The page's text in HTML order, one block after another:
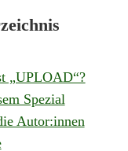
„UPLOAD“?
Spezial
Autor:innen